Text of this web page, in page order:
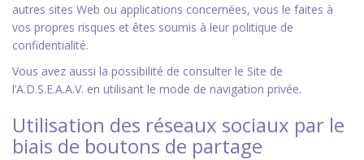
autres sites Web ou applications concernées, vous le faites à
vos propres risques et êtes soumis à leur politique de
confidentialité.
Vous avez aussi la possibilité de consulter le Site de
l’A.D.S.E.A.A.V. en utilisant le mode de navigation privée.
Utilisation des réseaux sociaux par le
biais de boutons de partage